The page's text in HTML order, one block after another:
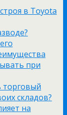
в Toyota
при
торговый
складов?
на